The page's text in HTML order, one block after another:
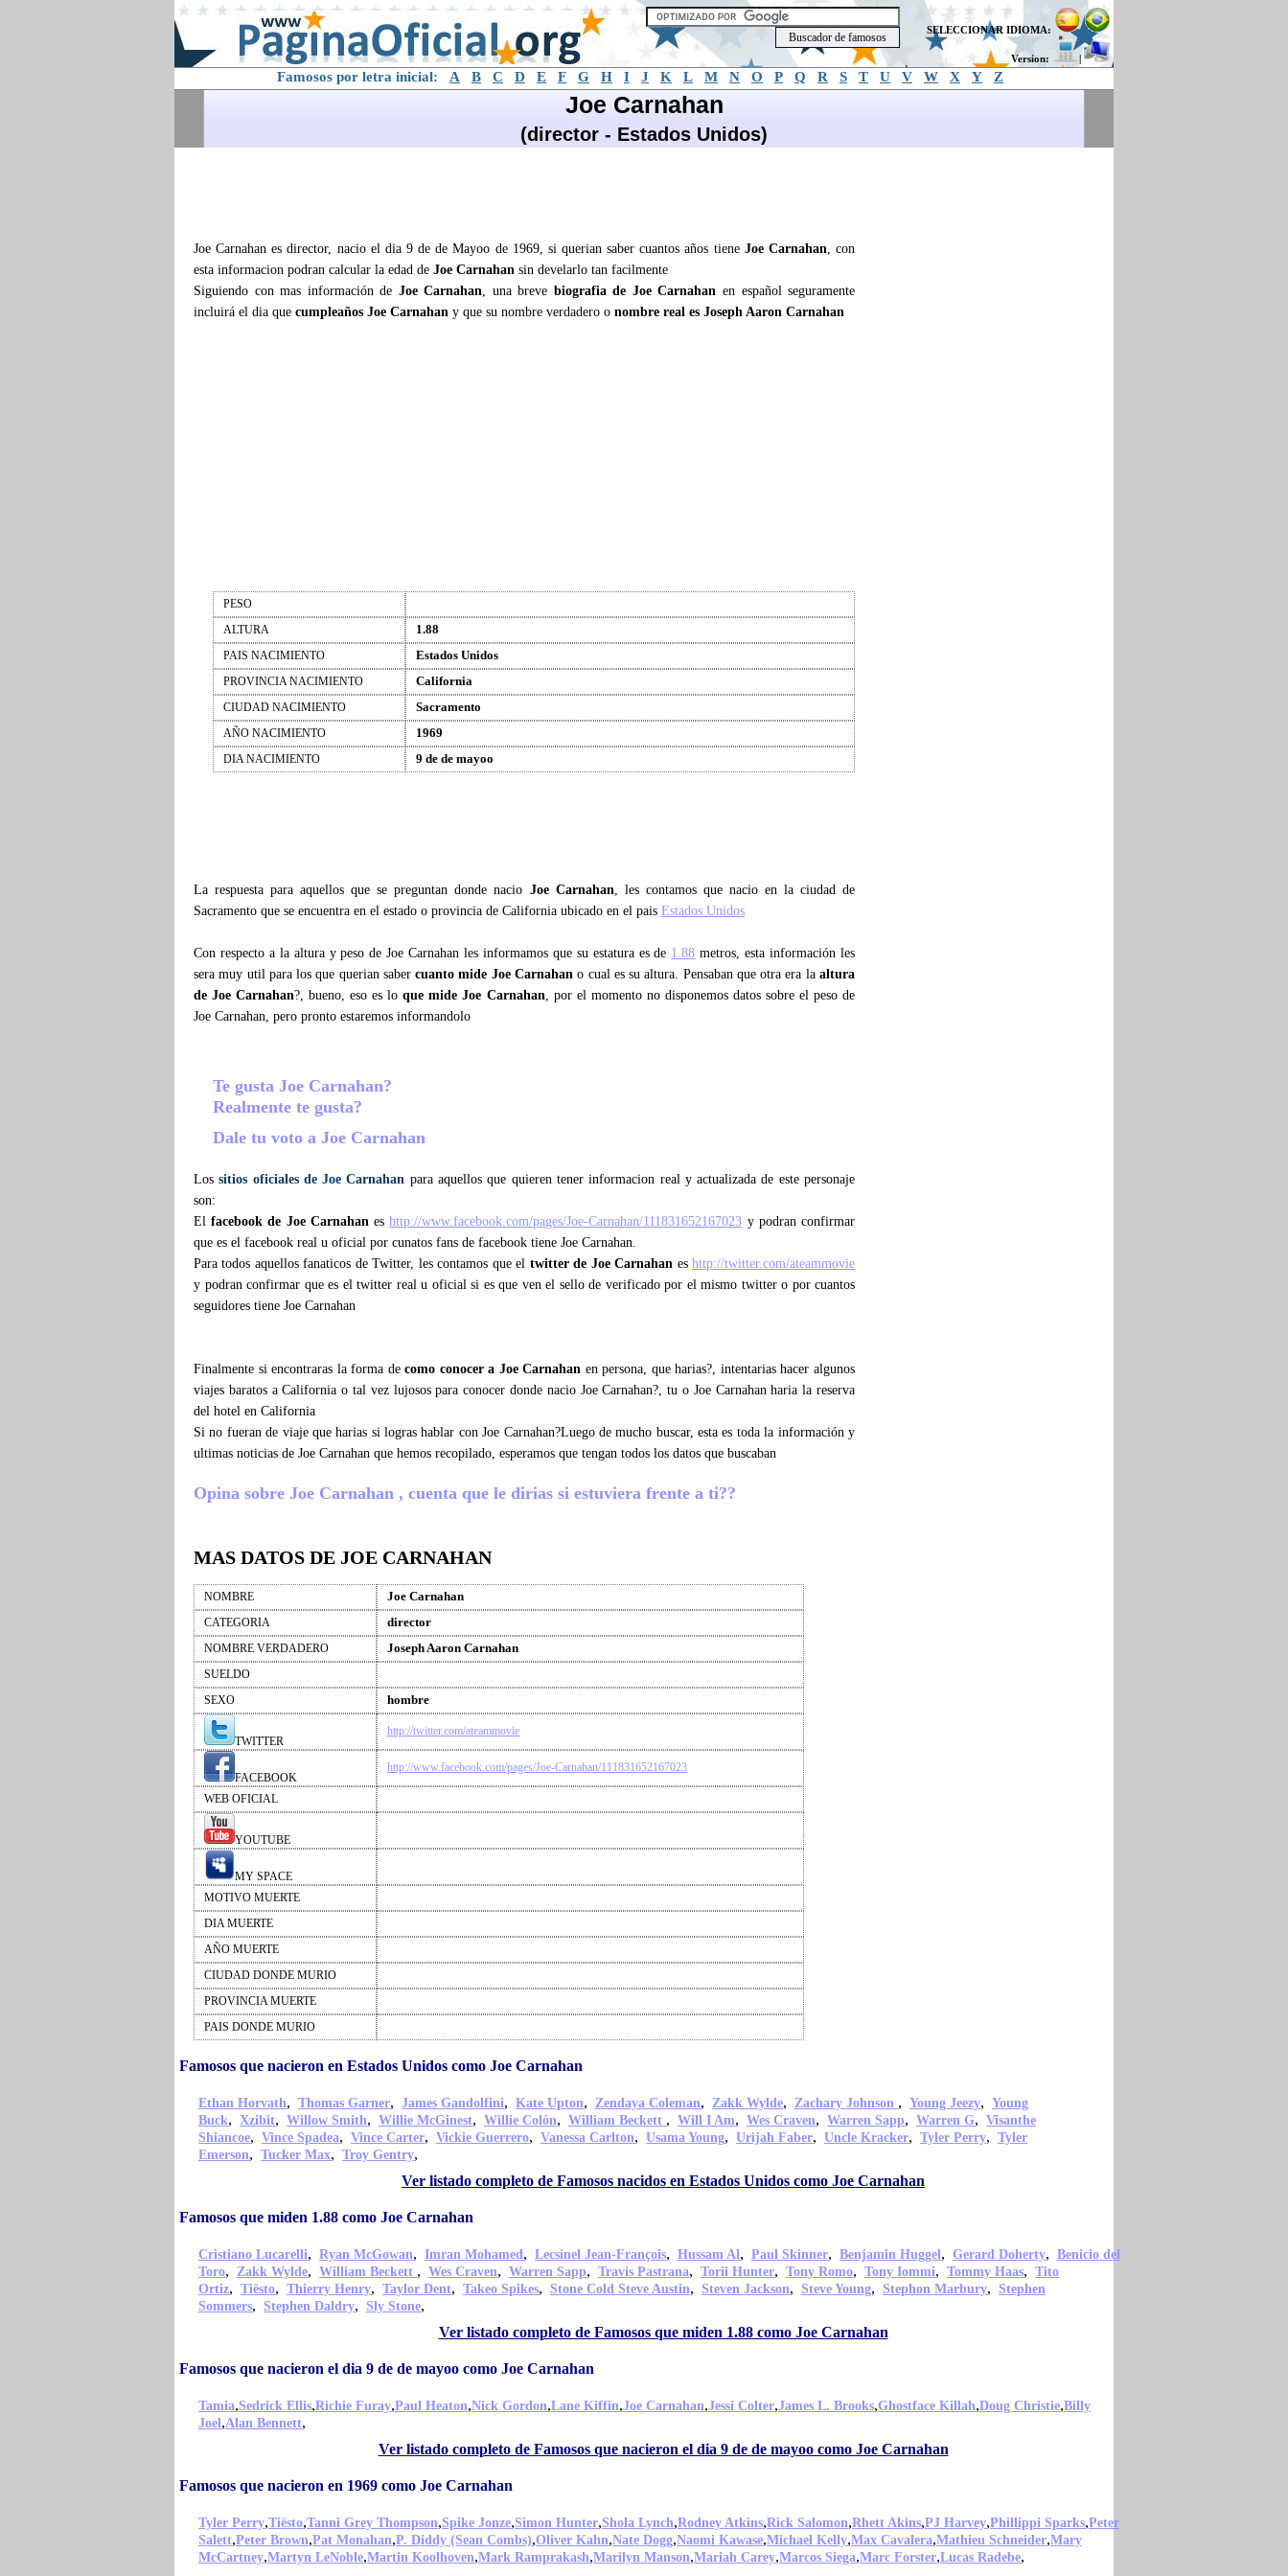
SELECCIONAR IDIOMA:
Version: |
Famosos por letra inicial: A B C D E F G H I J K L M N O P Q R S T U V W X Y Z
Joe Carnahan
(director - Estados Unidos)
Joe Carnahan es director, nacio el dia 9 de de Mayoo de 1969, si querian saber cuantos años tiene Joe Carnahan, con
esta informacion podran calcular la edad de Joe Carnahan sin develarlo tan facilmente
Siguiendo con mas información de Joe Carnahan, una breve biografia de Joe Carnahan en español seguramente
incluirá el dia que cumpleaños Joe Carnahan y que su nombre verdadero o nombre real es Joseph Aaron Carnahan
PESO
ALTURA
1.88
PAIS NACIMIENTO Estados Unidos
PROVINCIA NACIMIENTO California
CIUDAD NACIMIENTO Sacramento
AÑO NACIMIENTO 1969
DIA NACIMIENTO 9 de de mayoo
La respuesta para aquellos que se preguntan donde nacio Joe Carnahan, les contamos que nacio en la ciudad de
Sacramento que se encuentra en el estado o provincia de California ubicado en el pais Estados Unidos
Con respecto a la altura y peso de Joe Carnahan les informamos que su estatura es de 1.88 metros, esta información les
sera muy util para los que querian sabercuanto mide Joe Carnahan o cual es su altura. Pensaban que otra era laaltura
de Joe Carnahan?, bueno, eso es loque mide Joe Carnahan, por el momento no disponemos datos sobre el peso de
Joe Carnahan, pero pronto estaremos informandolo
Te gusta Joe Carnahan?
Realmente te gusta?
Dale tu voto a Joe Carnahan
Lossitios oficiales de Joe Carnahan para aquellos que quieren tener informacion real y actualizada de este personaje
son:
Elfacebook de Joe Carnahaneshttp://www.facebook.com/pages/Joe-Carnahan/111831652167023 y podran confirmar
que es el facebook real u oficial por cunatos fans de facebook tiene Joe Carnahan.
Para todos aquellos fanaticos de Twitter, les contamos que el twitter de Joe Carnahan eshttp://twitter.com/ateammovie
y podran confirmar que es el twitter real u oficial si es que ven el sello de verificado por el mismo twitter o por cuantos
seguidores tiene Joe Carnahan
Finalmente si encontraras la forma decomo conocer a Joe Carnahan en persona, que harias?, intentarias hacer algunos
viajes baratos a California o tal vez lujosos para conocer donde nacio Joe Carnahan?, tu o Joe Carnahan haria la reserva
del hotel en California
Si no fueran de viaje que harias si logras hablar con Joe Carnahan?Luego de mucho buscar, esta es toda la información y
ultimas noticias de Joe Carnahan que hemos recopilado, esperamos que tengan todos los datos que buscaban
Opina sobre Joe Carnahan , cuenta que le dirias si estuviera frente a ti??
MAS DATOS DE JOE CARNAHAN
NOMBRE Joe Carnahan
CATEGORIA director
NOMBRE VERDADERO Joseph Aaron Carnahan
SUELDO
SEXO
hombre
TWITTER
http://twitter.com/ateammovie
FACEBOOK
http://www.facebook.com/pages/Joe-Carnahan/111831652167023
WEB OFICIAL
YOUTUBE
MY SPACE
MOTIVO MUERTE
DIA MUERTE
AÑO MUERTE
CIUDAD DONDE MURIO
PROVINCIA MUERTE
PAIS DONDE MURIO
Famosos que nacieron en Estados Unidos como Joe Carnahan
Ethan Horvath, Thomas Garner, James Gandolfini, Kate Upton, Zendaya Coleman, Zakk Wylde, Zachary Johnson , Young Jeezy, Young
Buck, Xzibit, Willow Smith, Willie McGinest, Willie Colón, William Beckett , Will I Am, Wes Craven, Warren Sapp, Warren G, Visanthe
Shiancoe, Vince Spadea, Vince Carter, Vickie Guerrero, Vanessa Carlton, Usama Young, Urijah Faber, Uncle Kracker, Tyler Perry, Tyler
Emerson, Tucker Max, Troy Gentry,
Ver listado completo de Famosos nacidos en Estados Unidos como Joe Carnahan
Famosos que miden 1.88 como Joe Carnahan
Cristiano Lucarelli, Ryan McGowan, Imran Mohamed, Lecsinel Jean-François, Hussam Al, Paul Skinner, Benjamin Huggel, Gerard Doherty, Benicio del
Toro, Zakk Wylde, William Beckett , Wes Craven, Warren Sapp, Travis Pastrana, Torii Hunter, Tony Romo, Tony Iommi, Tommy Haas, Tito
Ortiz, Tiësto, Thierry Henry, Taylor Dent, Takeo Spikes, Stone Cold Steve Austin, Steven Jackson, Steve Young, Stephon Marbury, Stephen
Sommers, Stephen Daldry, Sly Stone,
Ver listado completo de Famosos que miden 1.88 como Joe Carnahan
Famosos que nacieron el dia 9 de de mayoo como Joe Carnahan
Tamia,Sedrick Ellis,Richie Furay,Paul Heaton,Nick Gordon,Lane Kiffin,Joe Carnahan,Jessi Colter,James L. Brooks,Ghostface Killah,Doug Christie,Billy
Joel,Alan Bennett,
Ver listado completo de Famosos que nacieron el dia 9 de de mayoo como Joe Carnahan
Famosos que nacieron en 1969 como Joe Carnahan
Tyler Perry,Tiësto,Tanni Grey Thompson,Spike Jonze,Simon Hunter,Shola Lynch,Rodney Atkins,Rick Salomon,Rhett Akins,PJ Harvey,Phillippi Sparks,Peter
Salett,Peter Brown,Pat Monahan,P. Diddy (Sean Combs),Oliver Kahn,Nate Dogg,Naomi Kawase,Michael Kelly,Max Cavalera,Mathieu Schneider,Mary
McCartney,Martyn LeNoble,Martin Koolhoven,Mark Ramprakash,Marilyn Manson,Mariah Carey,Marcos Siega,Marc Forster,Lucas Radebe,